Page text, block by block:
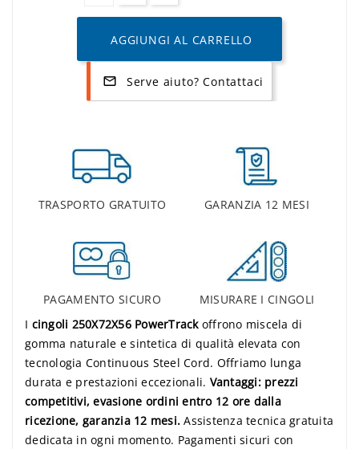
AGGIUNGI AL CARRELLO
mail_outline Serve aiuto? Contattaci
TRASPORTO GRATUITO GARANZIA 12 MESI
PAGAMENTO SICURO
MISURARE I CINGOLI
I cingoli 250X72X56 PowerTrackoffrono miscela di
gomma naturale e sintetica di qualità elevata con
tecnologia Continuous Steel Cord. Offriamo lunga
durata e prestazioni eccezionali. Vantaggi: prezzi
competitivi, evasione ordini entro 12 ore dalla
ricezione, garanzia 12 mesi.Assistenza tecnica gratuita
dedicata in ogni momento. Pagamenti sicuri con